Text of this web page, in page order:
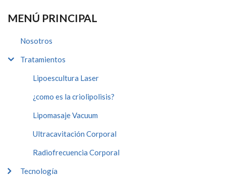
MENÚ PRINCIPAL
Nosotros
Tratamientos
Lipoescultura Laser
¿como es la criolipolisis?
Lipomasaje Vacuum
Ultracavitación Corporal
Radiofrecuencia Corporal
Tecnología